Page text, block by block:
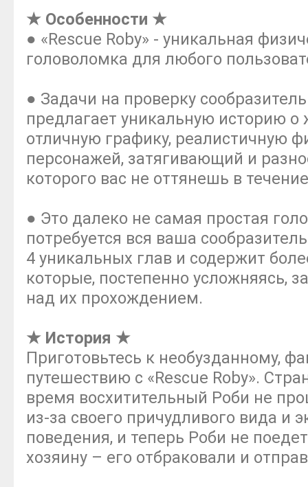
★ Особенности ★
● «Rescue Roby» - уникальная
головоломка для любого
● Задачи на проверку
предлагает уникальную историю о
отличную графику, реалистичную
персонажей, затягивающий и
которого вас не оттянешь в
● Это далеко не самая простая
потребуется вся ваша
4 уникальных глав и содержит
которые, постепенно усложняясь,
над их прохождением.
★ История ★
Приготовьтесь к необузданному,
путешествию с «Rescue Roby».
время восхитительный Роби не
из-за своего причудливого вида и
поведения, и теперь Роби не
хозяину – его отбраковали и